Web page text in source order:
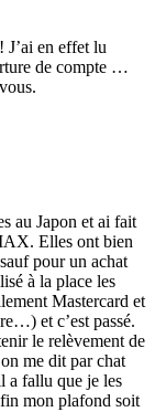
J’ai en effet lu
de compte …
au Japon et ai fait
Elles ont bien
pour un achat
à la place les
Mastercard et
et c’est passé.
le relèvement de
me dit par chat
a fallu que je les
mon plafond soit